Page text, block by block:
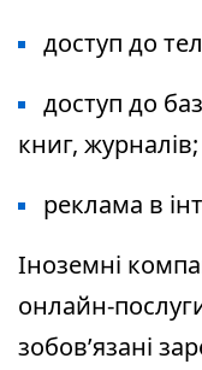
доступ до
доступ до
книг, журналів;
реклама в
Іноземні
онлайн-
зобов’язані